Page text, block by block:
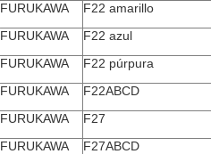
FURUKAWA
F22 amarillo
FURUKAWA
F22 azul
FURUKAWA
F22 púrpura
FURUKAWA
F22ABCD
FURUKAWA
F27
FURUKAWA
F27ABCD